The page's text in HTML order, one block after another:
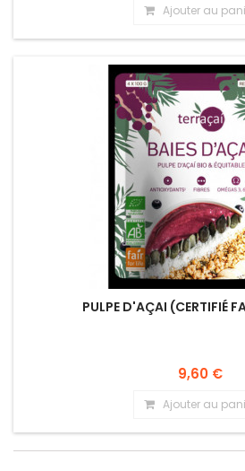
Ajouter au
PULPE D'AÇAI (CERTIFIÉ
9,60 €
Ajouter au